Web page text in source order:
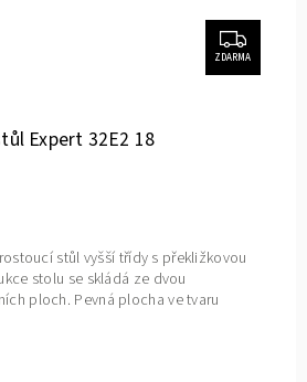
ZDARMA
Expert 32E2 18
stůl vyšší třídy s překližkovou
stolu se skládá ze dvou
ploch. Pevná plocha ve tvaru